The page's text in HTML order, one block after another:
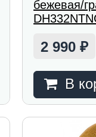
бежевая/
2 990₽
В